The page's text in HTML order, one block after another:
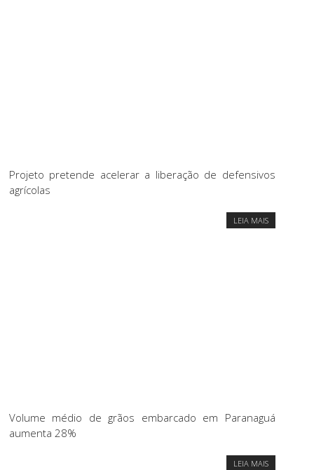
Projeto pretende acelerar a liberação de defensivos
agrícolas
LEIA MAIS
Volume médio de grãos embarcado em Paranaguá
aumenta 28%
LEIA MAIS